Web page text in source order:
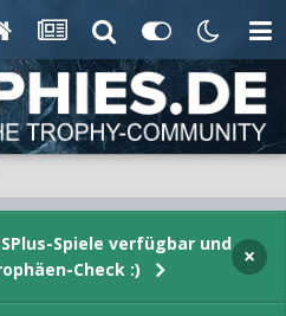
Spiele verfügbar und
Check :)
×